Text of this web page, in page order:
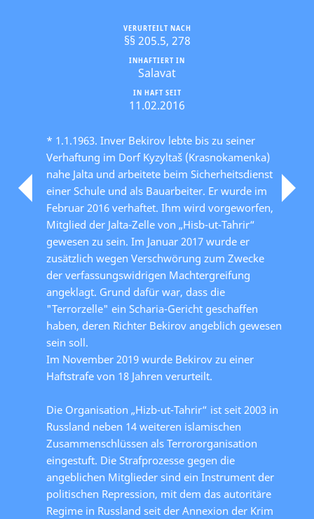
IN HAFT SEIT
11.02.2016
INHAFTIERT IN
Salavat
VERURTEILT NACH
§§ 205.5, 278
* 1.1.1963. Inver Bekirov lebte bis zu seiner
Verhaftung im Dorf Kyzyltaš (Krasnokamenka)
nahe Jalta und arbeitete beim Sicherheitsdienst
einer Schule und als Bauarbeiter. Er wurde im
Februar 2016 verhaftet. Ihm wird vorgeworfen,
Mitglied der Jalta-Zelle von „Hisb-ut-Tahrir“
gewesen zu sein. Im Januar 2017 wurde er
zusätzlich wegen Verschwörung zum Zwecke
der verfassungswidrigen Machtergreifung
angeklagt. Grund dafür war, dass die
"Terrorzelle" ein Scharia-Gericht geschaffen
haben, deren Richter Bekirov angeblich gewesen
sein soll.
Im November 2019 wurde Bekirov zu einer
Haftstrafe von 18 Jahren verurteilt.
Die Organisation „Hizb-ut-Tahrir“ ist seit 2003 in
Russland neben 14 weiteren islamischen
Zusammenschlüssen als Terrororganisation
eingestuft. Die Strafprozesse gegen die
angeblichen Mitglieder sind ein Instrument der
politischen Repression, mit dem das autoritäre
Regime in Russland seit der Annexion der Krim